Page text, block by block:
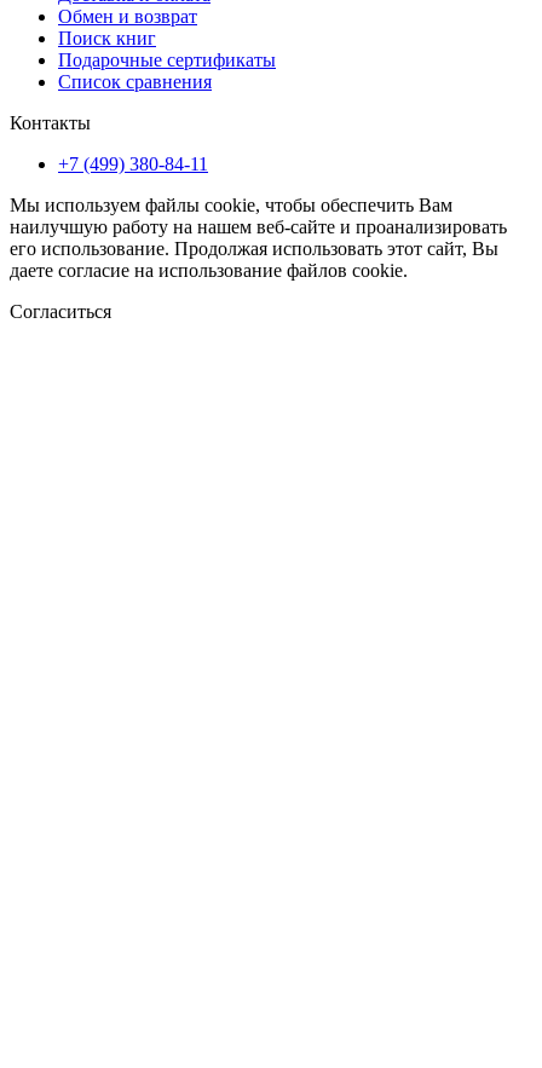
Обмен и возврат
Поиск книг
Подарочные сертификаты
Список сравнения
Контакты
+7 (499) 380-84-11
Мы используем файлы cookie, чтобы обеспечить Вам
наилучшую работу на нашем веб-сайте и проанализировать
его использование. Продолжая использовать этот сайт, Вы
даете согласие на использование файлов cookie.
Согласиться